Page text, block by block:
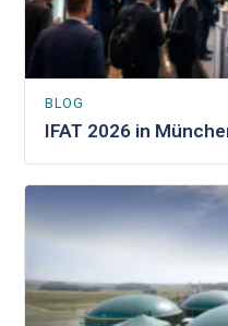
BLOG
IFAT 2026 in